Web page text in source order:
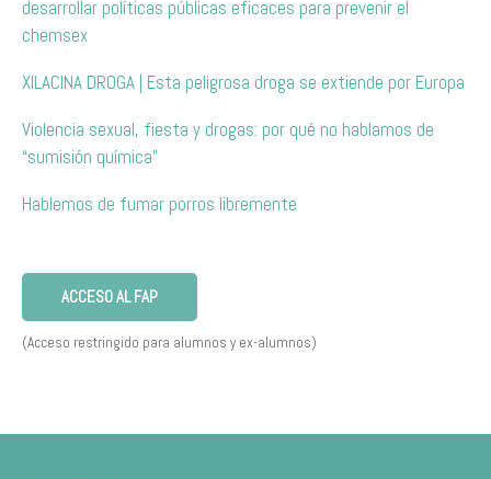
desarrollar políticas públicas eficaces para prevenir el
chemsex
XILACINA DROGA | Esta peligrosa droga se extiende por Europa
Violencia sexual, fiesta y drogas: por qué no hablamos de
“sumisión química”
Hablemos de fumar porros libremente
ACCESO AL FAP
(Acceso restringido para alumnos y ex-alumnos)